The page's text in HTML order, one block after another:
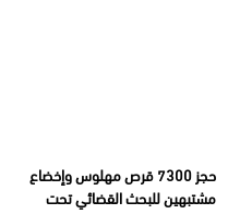
حجز 7300 قرص مهلوس وإخضاع
مشتبهين للبحث القضائي تحت